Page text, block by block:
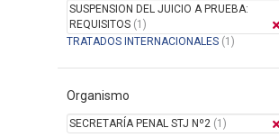
SUSPENSION DEL JUICIO A PRUEBA:
REQUISITOS (1)
TRATADOS INTERNACIONALES (1)
Organismo
SECRETARÍA PENAL STJ Nº2 (1)